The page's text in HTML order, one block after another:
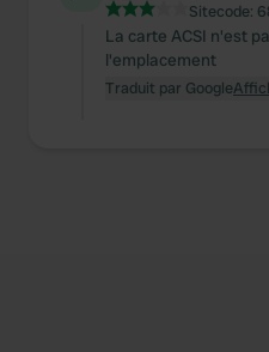
Sitecode:
La carte ACSI n'est
l'emplacement
Traduit par Google